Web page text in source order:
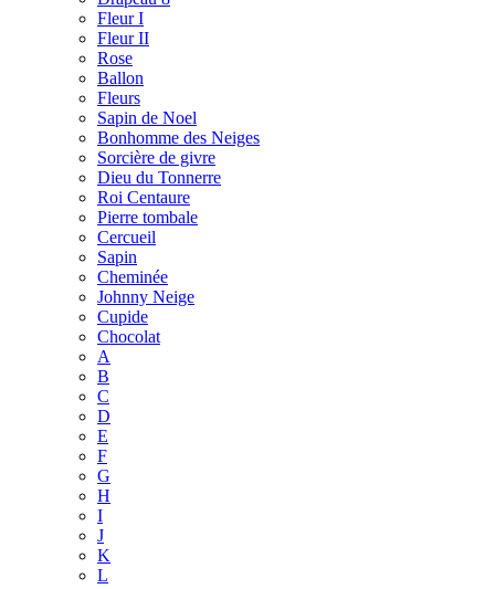
Fleur I
Fleur II
Rose
Ballon
Fleurs
Sapin de Noel
Bonhomme des Neiges
Sorcière de givre
Dieu du Tonnerre
Roi Centaure
Pierre tombale
Cercueil
Sapin
Cheminée
Johnny Neige
Cupide
Chocolat
A
B
C
D
E
F
G
H
I
J
K
L